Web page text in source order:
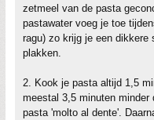
zetmeel van de pasta
pastawater voeg je toe
ragu) zo krijg je een
plakken.
2. Kook je pasta altijd 1,5
meestal 3,5 minuten
pasta 'molto al dente'.